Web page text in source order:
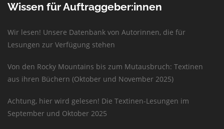
Wissen für Auftraggeber:innen
Wir lesen! Unsere Datenbank von Autorinnen, die für
Lesungen zur Verfügung stehen
Von den Rocky Mountains bis zum Mutausbruch: Textinen
aus ihren Büchern (Oktober und November 2025)
Achtung, hier wird gelesen! Die Textinen-Lesungen im
September und Oktober 2025